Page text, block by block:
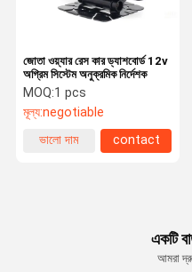
মান নিয়ন্ত্রণ যোগাযোগ করুন
জোতা ওয়্যার রেস কার ড্যাশবোর্ড 12v
অগ্রিম সিস্টেম অনুক্রমিক নির্দেশক
MOQ:1 pcs
মূল্য:negotiable
ভালো দাম
contact
একটি
আমরা